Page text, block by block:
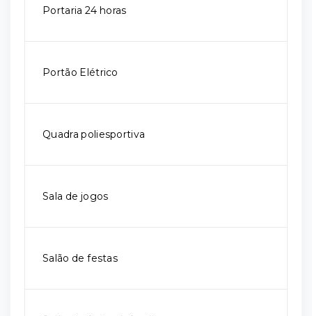
Portaria 24 horas
Portão Elétrico
Quadra poliesportiva
Sala de jogos
Salão de festas